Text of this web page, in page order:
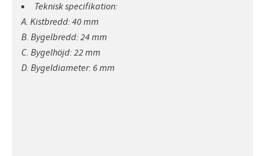
Teknisk specifikation:
A. Kistbredd: 40 mm
B. Bygelbredd: 24 mm
C. Bygelhöjd: 22 mm
D. Bygeldiameter: 6 mm